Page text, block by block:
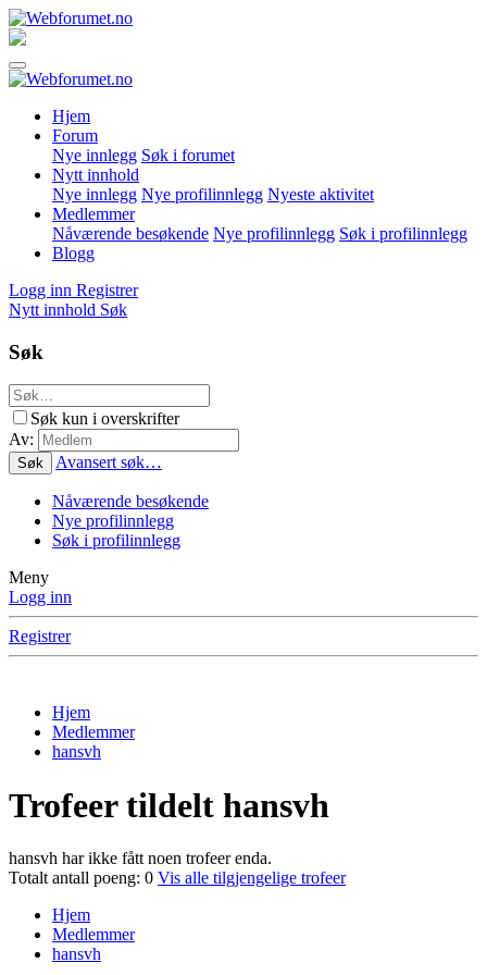
Hjem
Forum
Nye innlegg Søk i forumet
Nytt innhold
Nye innlegg Nye profilinnlegg Nyeste aktivitet
Medlemmer
Nåværende besøkende Nye profilinnlegg Søk i profilinnlegg
Blogg
Logg inn Registrer
Nytt innhold Søk
Søk
Søk kun i overskrifter
Av:
Søk Avansert søk…
Nåværende besøkende
Nye profilinnlegg
Søk i profilinnlegg
Meny
Logg inn
Registrer
Hjem
Medlemmer
hansvh
Trofeer tildelt hansvh
hansvh har ikke fått noen trofeer enda.
Totalt antall poeng: 0 Vis alle tilgjengelige trofeer
Hjem
Medlemmer
hansvh